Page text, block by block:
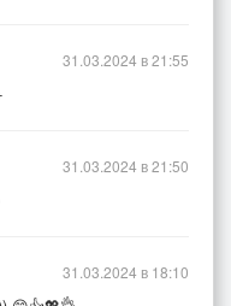
31.03.2024 в 21:55
31.03.2024 в 21:50
31.03.2024 в 18:10